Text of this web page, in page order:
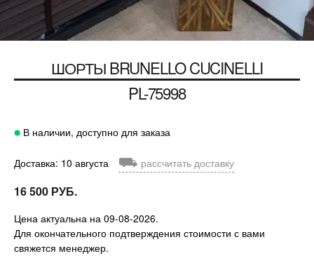
ШОРТЫBRUNELLO CUCINELLI
PL-75998
В наличии, доступно для заказа
Доставка: 10 августа ⛟ рассчитать доставку
16 500 РУБ.
Цена актуальна на 09-08-2026.
Для окончательного подтверждения стоимости с вами
свяжется менеджер.